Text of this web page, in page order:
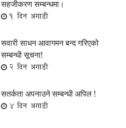
सहजीकरण सम्बन्धमा।
1 दिन अगाडी
सवारी साधन आवागमन बन्द गरिएको
सम्बन्धी सूचना!
2 दिन अगाडी
सतर्कता अपनाउने सम्बन्धी अपिल !
4 दिन अगाडी